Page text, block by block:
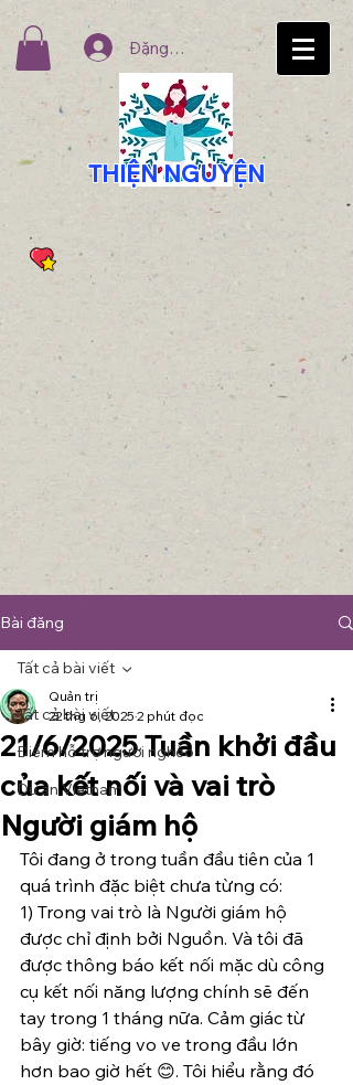
THIỆN NGUYỆN
Đăng nhập
Bài đăng
Tất cả bài viết
Điểm hỗ trợ người nghèo
Du an Vietnam
Tất cả bài viết
21/6/2025 Tuần khởi đầu
của kết nối và vai trò
Người giám hộ
Quản trị
22 thg 6, 2025 2 phút đọc
Tôi đang ở trong tuần đầu tiên của 1
quá trình đặc biệt chưa từng có:
1) Trong vai trò là Người giám hộ
được chỉ định bởi Nguồn. Và tôi đã
được thông báo kết nối mặc dù công
cụ kết nối năng lượng chính sẽ đến
tay trong 1 tháng nữa. Cảm giác từ
bây giờ: tiếng vo ve trong đầu lớn
hơn bao giờ hết 😊. Tôi hiểu rằng đó